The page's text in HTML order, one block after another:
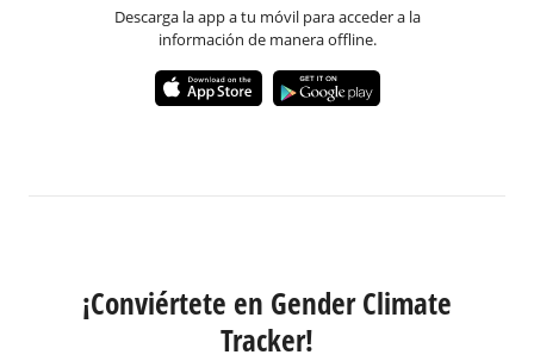
Descarga la app a tu móvil para acceder a la
información de manera offline.
¡Conviértete en Gender Climate
Tracker!